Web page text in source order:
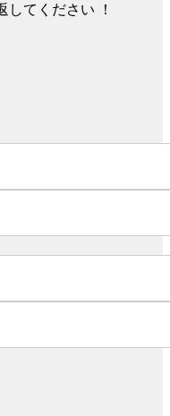
してください ！